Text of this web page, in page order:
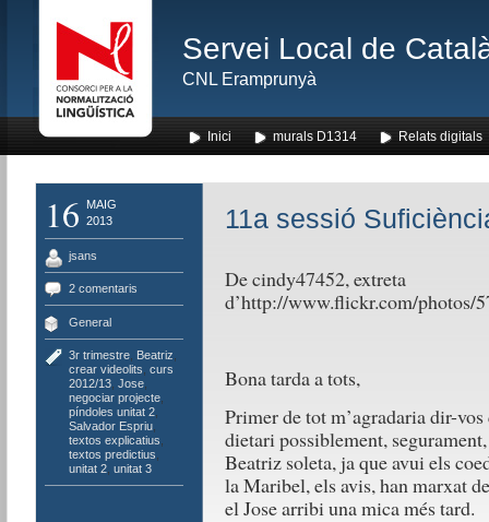
Servei Local de
CNL Eramprunyà
Inici murals D1314 Relats digitals
16
MAIG
2013
jsans
2 comentaris
General
3r trimestre, Beatriz
crear videolits curs
2012/13, Jose,
negociar projecte,
píndoles unitat 2,
Salvador Espriu,
textos explicatius
textos predictius
unitat 2, unitat 3
11a sessió
De cindy47452, extreta
d’http://www.flickr.com/photos/
Bona tarda a tots,
Primer de tot m’agradaria dir-
dietari possiblement,
Beatriz soleta, ja que avui els
la Maribel, els avis, han marxat
el Jose arribi una mica més tard.